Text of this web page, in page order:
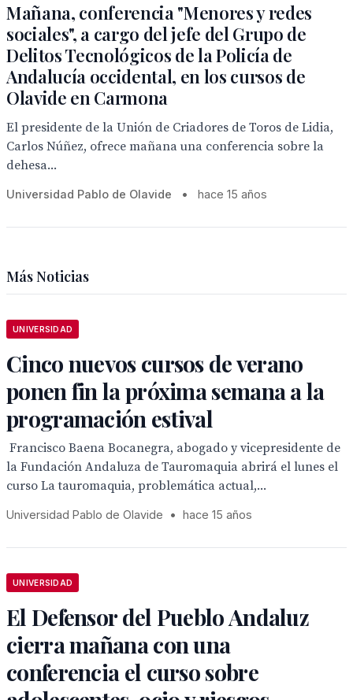
Mañana, conferencia "Menores y redes
sociales", a cargo del jefe del Grupo de
Delitos Tecnológicos de la Policía de
Andalucía occidental, en los cursos de
Olavide en Carmona
El presidente de la Unión de Criadores de Toros de Lidia,
Carlos Núñez, ofrece mañana una conferencia sobre la
dehesa...
Universidad Pablo de Olavide • hace 15 años
Más Noticias
UNIVERSIDAD
Cinco nuevos cursos de verano
ponen fin la próxima semana a la
programación estival
 Francisco Baena Bocanegra, abogado y vicepresidente de
la Fundación Andaluza de Tauromaquia abrirá el lunes el
curso La tauromaquia, problemática actual,...
Universidad Pablo de Olavide • hace 15 años
UNIVERSIDAD
El Defensor del Pueblo Andaluz
cierra mañana con una
conferencia el curso sobre